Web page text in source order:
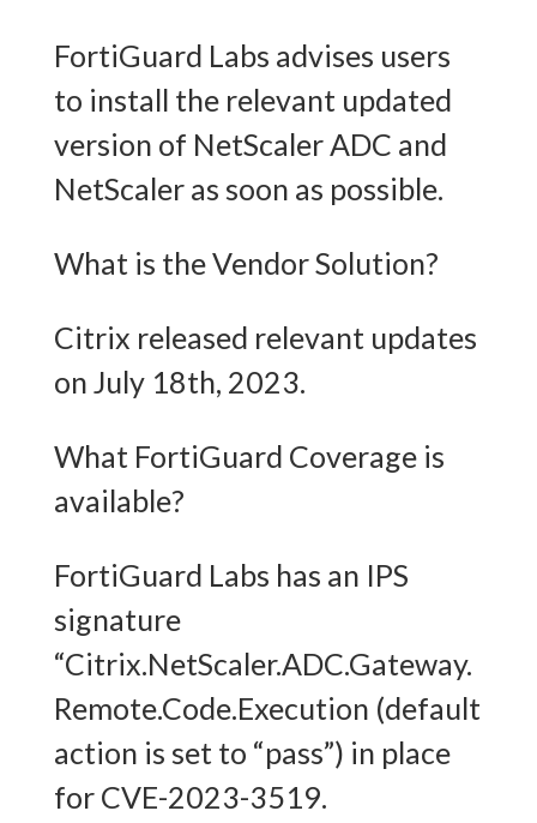
FortiGuard Labs advises users
to install the relevant updated
version of NetScaler ADC and
NetScaler as soon as possible.
What is the Vendor Solution?
Citrix released relevant updates
on July 18th, 2023.
What FortiGuard Coverage is
available?
FortiGuard Labs has an IPS
signature
“Citrix.NetScaler.ADC.Gateway.
Remote.Code.Execution (default
action is set to “pass”) in place
for CVE-2023-3519.